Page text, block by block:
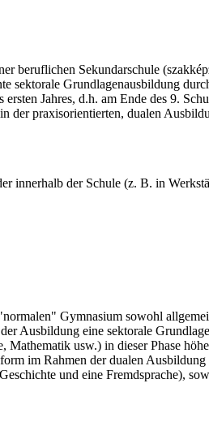
beruflichen Sekundarschule
sektorale Grundlagenausbildung
Jahres, d.h. am Ende des 9.
der praxisorientierten, dualen
innerhalb der Schule (z. B. in
Gymnasium sowohl
Ausbildung eine sektorale
usw.) in dieser Phase
im Rahmen der dualen
und eine Fremdsprache),